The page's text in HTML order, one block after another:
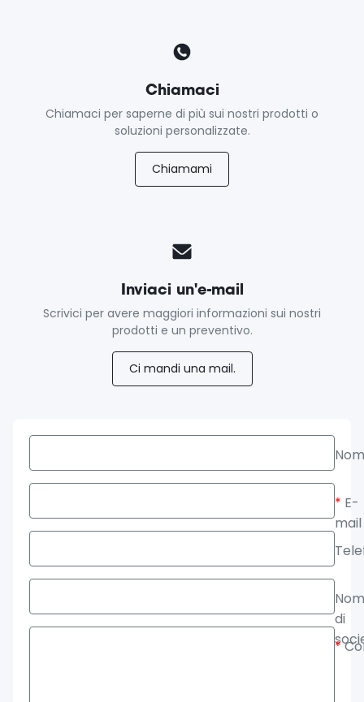
Chiamaci
Chiamaci per saperne di più sui nostri prodotti o
soluzioni personalizzate.
Chiamami
Inviaci un'e-mail
Scrivici per avere maggiori informazioni sui nostri
prodotti e un preventivo.
Ci mandi una mail.
* E-
mail
di
*